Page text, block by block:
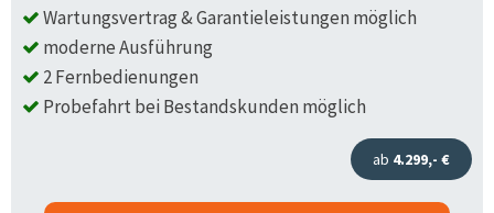
Wartungsvertrag & Garantieleistungen möglich
moderne Ausführung
2 Fernbedienungen
Probefahrt bei Bestandskunden möglich
ab 4.299,- €